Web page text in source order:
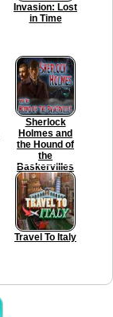
Invasion: Lost
in Time
Sherlock
Holmes and
the Hound of
the
Baskervilles
Travel To Italy